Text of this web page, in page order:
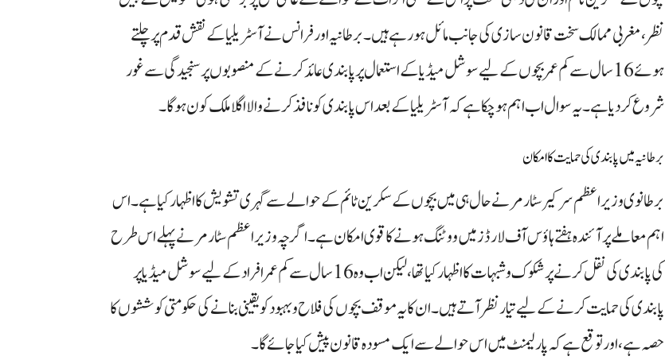
نظر، مغربی ممالک سخت قانون سازی کی جانب مائل ہو رہے ہیں۔ برطانیہ اور فرانس نے آسٹریلیا کے نقش قدم پر چلتے
ہوئے 16 سال سے کم عمر بچوں کے لیے سوشل میڈیا کے استعمال پر پابندی عائد کرنے کے منصوبوں پر سنجیدگی سے غور
شروع کر دیا ہے۔ یہ سوال اب اہم ہو چکا ہے کہ آسٹریلیا کے بعد اس پابندی کو نافذ کرنے والا اگلا ملک کون ہوگا۔
برطانیہ میں پابندی کی حمایت کا امکان
برطانوی وزیر اعظم سر کیر سٹارمر نے حال ہی میں بچوں کے سکرین ٹائم کے حوالے سے گہری تشویش کا اظہار کیا ہے۔ اس
اہم معاملے پر آئندہ ہفتے ہاؤس آف لارڈز میں ووٹنگ ہونے کا قوی امکان ہے۔ اگرچہ وزیر اعظم سٹارمر نے پہلے اس طرح
کی پابندی کی نقل کرنے پر شکوک و شبہات کا اظہار کیا تھا، لیکن اب وہ 16 سال سے کم عمر افراد کے لیے سوشل میڈیا پر
پابندی کی حمایت کرنے کے لیے تیار نظر آتے ہیں۔ ان کا یہ موقف بچوں کی فلاح و بہبود کو یقینی بنانے کی حکومتی کوششوں کا
حصہ ہے، اور توقع ہے کہ پارلیمنٹ میں اس حوالے سے ایک مسودہ قانون پیش کیا جائے گا۔